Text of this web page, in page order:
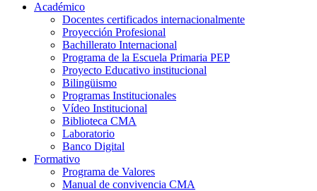
Académico
Docentes certificados internacionalmente
Proyección Profesional
Bachillerato Internacional
Programa de la Escuela Primaria PEP
Proyecto Educativo institucional
Bilingüismo
Programas Institucionales
Vídeo Institucional
Biblioteca CMA
Laboratorio
Banco Digital
Formativo
Programa de Valores
Manual de convivencia CMA